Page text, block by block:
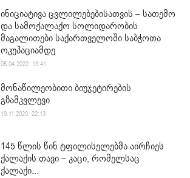
ინიციატივა ცვლილებებისათვის – სათემო
და სამოქალაქო სოლიდარობის
მაგალითები საქართველოში საბჭოთა
ოკუპაციამდე
05.04.2022. 13:41
მონაწილეობითი ბიუჯეტირების
გზამკვლევი
19.11.2020. 22:13
145 წლის წინ ტფილისელებმა აირჩიეს
ქალაქის თავი – კაცი, რომელსაც
ქალაქი...